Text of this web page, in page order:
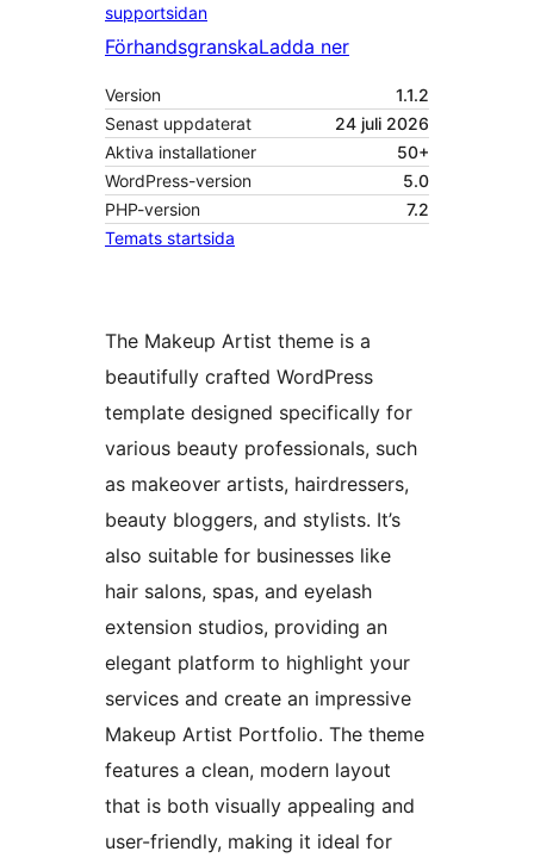
supportsidan
FörhandsgranskaLadda ner
Version
1.1.2
Senast uppdaterat
24 juli 2026
Aktiva installationer
50+
WordPress-version
5.0
PHP-version
7.2
Temats startsida
The Makeup Artist theme is a
beautifully crafted WordPress
template designed specifically for
various beauty professionals, such
as makeover artists, hairdressers,
beauty bloggers, and stylists. It’s
also suitable for businesses like
hair salons, spas, and eyelash
extension studios, providing an
elegant platform to highlight your
services and create an impressive
Makeup Artist Portfolio. The theme
features a clean, modern layout
that is both visually appealing and
user-friendly, making it ideal for